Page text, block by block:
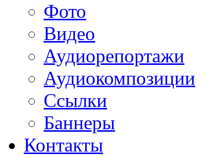
Фото
Видео
Аудиорепортажи
Аудиокомпозиции
Ссылки
Баннеры
Контакты